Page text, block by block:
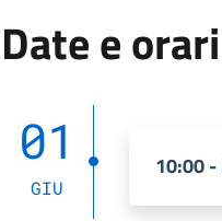
Date e orari
01
GIU
10:00